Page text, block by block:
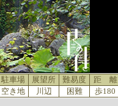
駐車場 展望所 難易度
距 離
空き地 川辺 困難 歩180